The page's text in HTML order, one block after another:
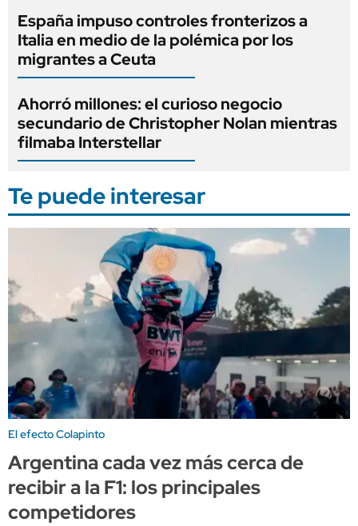
España impuso controles fronterizos a
Italia en medio de la polémica por los
migrantes a Ceuta
Ahorró millones: el curioso negocio
secundario de Christopher Nolan mientras
filmaba Interstellar
Te puede interesar
El efecto Colapinto
Argentina cada vez más cerca de
recibir a la F1: los principales
competidores